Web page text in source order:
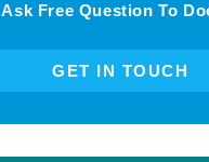
Ask Free Question To
GET IN TOUCH